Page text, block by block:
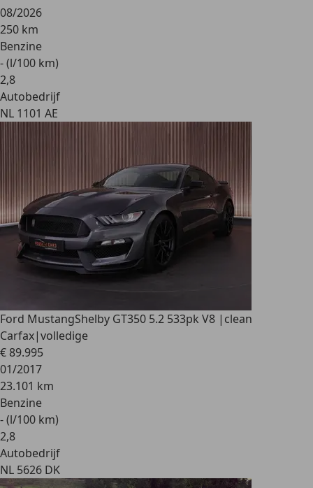
08/2026
250 km
Benzine
- (l/100 km)
2,8
Autobedrijf
NL 1101 AE
Ford MustangShelby GT350 5.2 533pk V8 |clean
Carfax|volledige
€ 89.995
01/2017
23.101 km
Benzine
- (l/100 km)
2,8
Autobedrijf
NL 5626 DK